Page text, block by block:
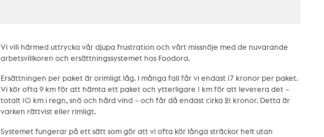
Vi vill härmed uttrycka vår djupa frustration och vårt missnöje med de nuvarande
arbetsvillkoren och ersättningssystemet hos Foodora.
Ersättningen per paket är orimligt låg. I många fall får vi endast 17 kronor per paket.
Vi kör ofta 9 km för att hämta ett paket och ytterligare 1 km för att leverera det –
totalt 10 km i regn, snö och hård vind – och får då endast cirka 21 kronor. Detta är
varken rättvist eller rimligt.
Systemet fungerar på ett sätt som gör att vi ofta kör långa sträckor helt utan